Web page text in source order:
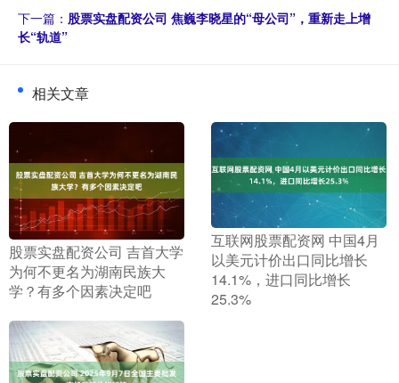
下一篇： 股票实盘配资公司 焦巍李晓星的“母公司”，重新走上增
长“轨道”
相关文章
​股票实盘配资公司 吉首大学
为何不更名为湖南民族大
学？有多个因素决定吧
​互联网股票配资网 中国4月
以美元计价出口同比增长
14.1%，进口同比增长
25.3%